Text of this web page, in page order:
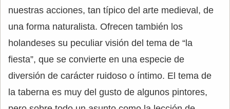
nuestras acciones, tan típico del arte medieval, de
una forma naturalista. Ofrecen también los
holandeses su peculiar visión del tema de “la
fiesta”, que se convierte en una especie de
diversión de carácter ruidoso o íntimo. El tema de
la taberna es muy del gusto de algunos pintores,